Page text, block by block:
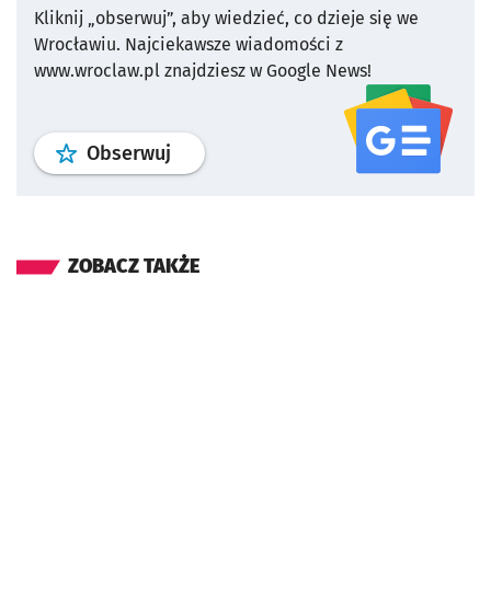
Kliknij „obserwuj”, aby wiedzieć, co dzieje się we
Wrocławiu. Najciekawsze wiadomości z
www.wroclaw.pl znajdziesz w Google News!
Obserwuj profil serwisu
ZOBACZ TAKŻE